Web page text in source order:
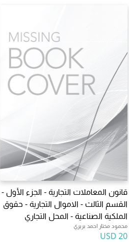
قانون المعاملات التجارية - الجزء الأول -
القسم الثالث - الاموال التجارية - حقوق
الملكية الصناعية - المحل التجاري
محمود مختار احمد بريري
20 USD